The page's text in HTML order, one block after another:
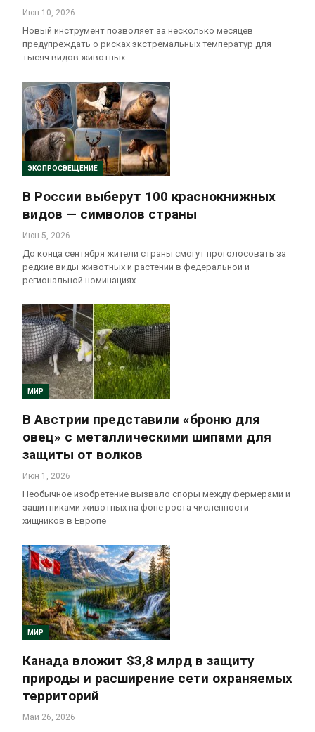
Июн 10, 2026
Новый инструмент позволяет за несколько месяцев
предупреждать о рисках экстремальных температур для
тысяч видов животных
ЭКОПРОСВЕЩЕНИЕ
В России выберут 100 краснокнижных
видов — символов страны
Июн 5, 2026
До конца сентября жители страны смогут проголосовать за
редкие виды животных и растений в федеральной и
региональной номинациях.
МИР
В Австрии представили «броню для
овец» с металлическими шипами для
защиты от волков
Июн 1, 2026
Необычное изобретение вызвало споры между фермерами и
защитниками животных на фоне роста численности
хищников в Европе
МИР
Канада вложит $3,8 млрд в защиту
природы и расширение сети охраняемых
территорий
Май 26, 2026